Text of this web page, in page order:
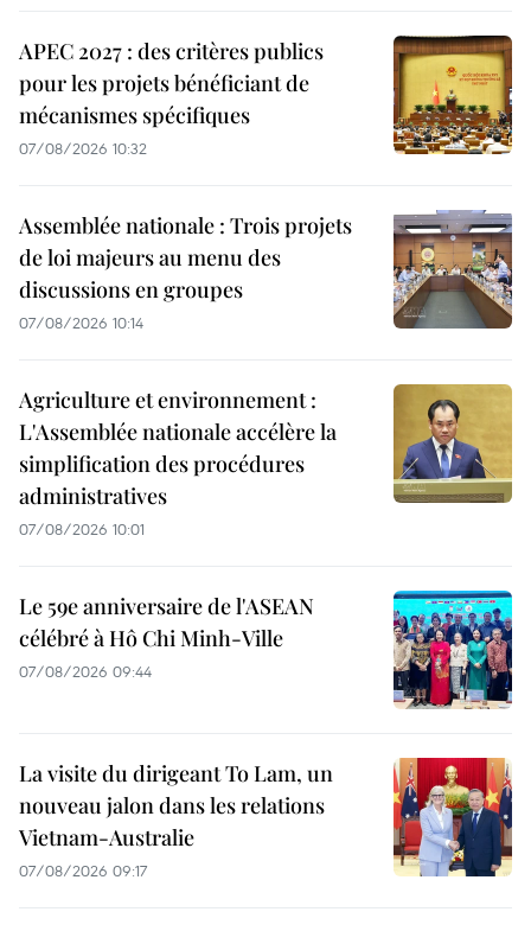
APEC 2027 : des critères publics
pour les projets bénéficiant de
mécanismes spécifiques
07/08/2026 10:32
Assemblée nationale : Trois projets
de loi majeurs au menu des
discussions en groupes
07/08/2026 10:14
Agriculture et environnement :
L'Assemblée nationale accélère la
simplification des procédures
administratives
07/08/2026 10:01
Le 59e anniversaire de l'ASEAN
célébré à Hô Chi Minh-Ville
07/08/2026 09:44
La visite du dirigeant To Lam, un
nouveau jalon dans les relations
Vietnam-Australie
07/08/2026 09:17